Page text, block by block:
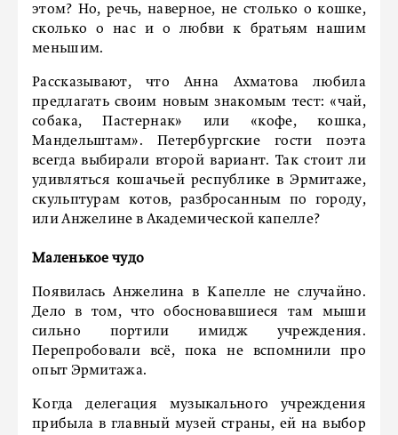
этом? Но, речь, наверное, не столько о кошке,
сколько о нас и о любви к братьям нашим
меньшим.
Рассказывают, что Анна Ахматова любила
предлагать своим новым знакомым тест: «чай,
собака, Пастернак» или «кофе, кошка,
Мандельштам». Петербургские гости поэта
всегда выбирали второй вариант. Так стоит ли
удивляться кошачьей республике в Эрмитаже,
скульптурам котов, разбросанным по городу,
или Анжелине в Академической капелле?
Маленькое чудо
Появилась Анжелина в Капелле не случайно.
Дело в том, что обосновавшиеся там мыши
сильно портили имидж учреждения.
Перепробовали всё, пока не вспомнили про
опыт Эрмитажа.
Когда делегация музыкального учреждения
прибыла в главный музей страны, ей на выбор